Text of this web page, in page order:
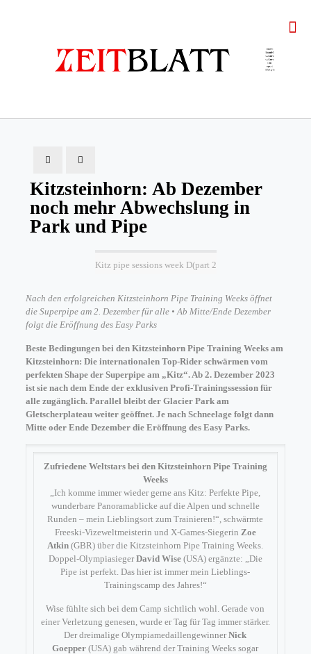
Kitzsteinhorn: Ab Dezember
noch mehr Abwechslung in
Park und Pipe
Kitz pipe sessions week D(part 2
Nach den erfolgreichen Kitzsteinhorn Pipe Training Weeks öffnet
die Superpipe am 2. Dezember für alle • Ab Mitte/Ende Dezember
folgt die Eröffnung des Easy Parks
Beste Bedingungen bei den Kitzsteinhorn Pipe Training Weeks am
Kitzsteinhorn: Die internationalen Top-Rider schwärmen vom
perfekten Shape der Superpipe am „Kitz“. Ab 2. Dezember 2023
ist sie nach dem Ende der exklusiven Profi-Trainingssession für
alle zugänglich. Parallel bleibt der Glacier Park am
Gletscherplateau weiter geöffnet. Je nach Schneelage folgt dann
Mitte oder Ende Dezember die Eröffnung des Easy Parks.
Zufriedene Weltstars bei den Kitzsteinhorn Pipe Training
Weeks
„Ich komme immer wieder gerne ans Kitz: Perfekte Pipe,
wunderbare Panoramablicke auf die Alpen und schnelle
Runden – mein Lieblingsort zum Trainieren!“, schwärmte
Freeski-Vizeweltmeisterin und X-Games-Siegerin Zoe
Atkin (GBR) über die Kitzsteinhorn Pipe Training Weeks.
Doppel-OlympiasiegerDavid Wise(USA) ergänzte: „Die
Pipe ist perfekt. Das hier ist immer mein Lieblings-
Trainingscamp des Jahres!“
Wise fühlte sich bei dem Camp sichtlich wohl. Gerade von
einer Verletzung genesen, wurde er Tag für Tag immer stärker.
Der dreimalige OlympiamedaillengewinnerNick
Goepper (USA) gab während der Training Weeks sogar